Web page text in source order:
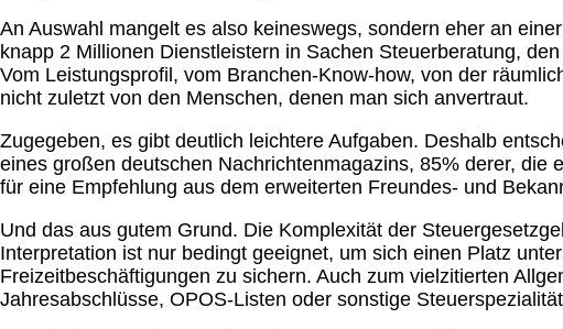
An Auswahl mangelt es also keineswegs, sondern eher an
knapp 2 Millionen Dienstleistern in Sachen Steuerberatung,
Vom Leistungsprofil, vom Branchen-Know-how, von der
nicht zuletzt von den Menschen, denen man sich anvertraut.
Zugegeben, es gibt deutlich leichtere Aufgaben. Deshalb
eines großen deutschen Nachrichtenmagazins, 85% derer, die
für eine Empfehlung aus dem erweiterten Freundes- und
Und das aus gutem Grund. Die Komplexität der
Interpretation ist nur bedingt geeignet, um sich einen Platz
Freizeitbeschäftigungen zu sichern. Auch zum vielzitierten
Jahresabschlüsse, OPOS-Listen oder sonstige